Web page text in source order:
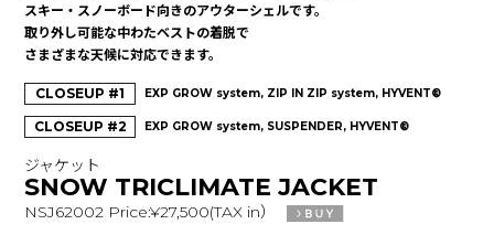
スキー・スノーボード向きのアウターシェルです。
取り外し可能な中わたベストの着脱で
さまざまな天候に対応できます。
CLOSEUP #1 EXP GROW system, ZIP IN ZIP system, HYVENT®
CLOSEUP #2 EXP GROW system, SUSPENDER, HYVENT®
ジャケット
SNOW TRICLIMATE JACKET
NSJ62002 Price:¥27,500(TAX in）